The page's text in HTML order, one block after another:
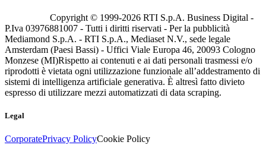
Copyright © 1999-2026 RTI S.p.A. Business Digital -
P.Iva 03976881007 - Tutti i diritti riservati - Per la pubblicità
Mediamond S.p.A. - RTI S.p.A., Mediaset N.V., sede legale
Amsterdam (Paesi Bassi) - Uffici Viale Europa 46, 20093 Cologno
Monzese (MI)Rispetto ai contenuti e ai dati personali trasmessi e/o
riprodotti è vietata ogni utilizzazione funzionale all’addestramento di
sistemi di intelligenza artificiale generativa. È altresì fatto divieto
espresso di utilizzare mezzi automatizzati di data scraping.
Legal
CorporatePrivacy PolicyCookie Policy